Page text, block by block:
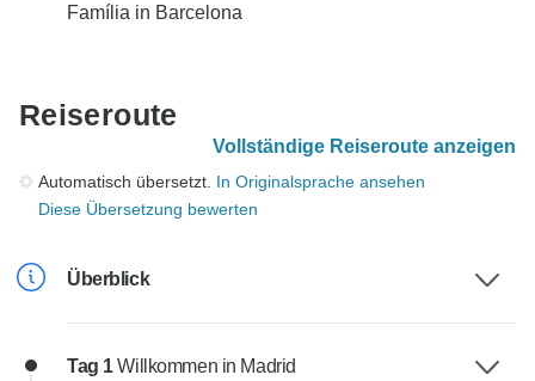
Família in Barcelona
Reiseroute
Vollständige Reiseroute anzeigen
Automatisch übersetzt. In Originalsprache ansehen
Diese Übersetzung bewerten
Überblick
Tag 1Willkommen in Madrid